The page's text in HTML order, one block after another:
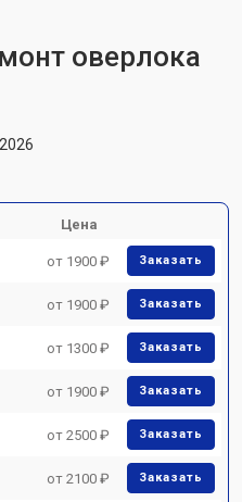
оверлока
Цена
от 1900 ₽ Заказать
от 1900 ₽ Заказать
от 1300 ₽ Заказать
от 1900 ₽ Заказать
от 2500 ₽ Заказать
от 2100 ₽ Заказать